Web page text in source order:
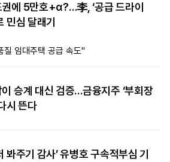
에 5만호+α?…李, ‘공급 드라이
민심 달래기
임대주택 공급 속도"
승계 대신 검증…금융지주 ‘부회장
시 뜬다
봐주기 감사’ 유병호 구속적부심 기